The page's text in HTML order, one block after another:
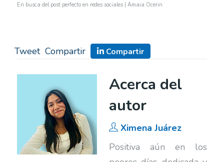
En busca del post perfecto en redes sociales | Amaia Ocerin
Tweet Compartir Compartir
Acerca del
autor
Ximena Juárez
Positiva aún en los